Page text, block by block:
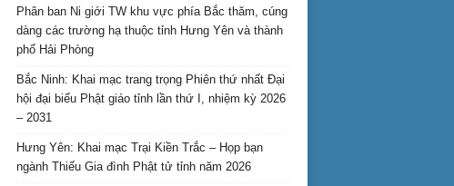
Phân ban Ni giới TW khu vực phía Bắc thăm, cúng
dàng các trường hạ thuộc tỉnh Hưng Yên và thành
phố Hải Phòng
Bắc Ninh: Khai mạc trang trọng Phiên thứ nhất Đại
hội đại biểu Phật giáo tỉnh lần thứ I, nhiệm kỳ 2026
– 2031
Hưng Yên: Khai mạc Trại Kiền Trắc – Họp bạn
ngành Thiếu Gia đình Phật tử tỉnh năm 2026